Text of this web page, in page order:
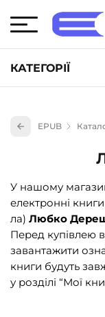
КАТЕГОРІЇ
Книги для дітей
Книги для
Науково-
Навчальна
Енциклопедії,
Подарункові
EPUB
У нашому
електронні
ла) Любко
Перед купівлею
завантажити
книги будуть
у розділі “Мої